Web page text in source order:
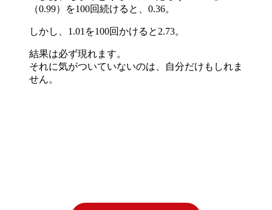
（0.99）を100回続けると、0.36。
しかし、1.01を100回かけると2.73。
結果は必ず現れます。
それに気がついていないのは、自分だけもしれま
せん。